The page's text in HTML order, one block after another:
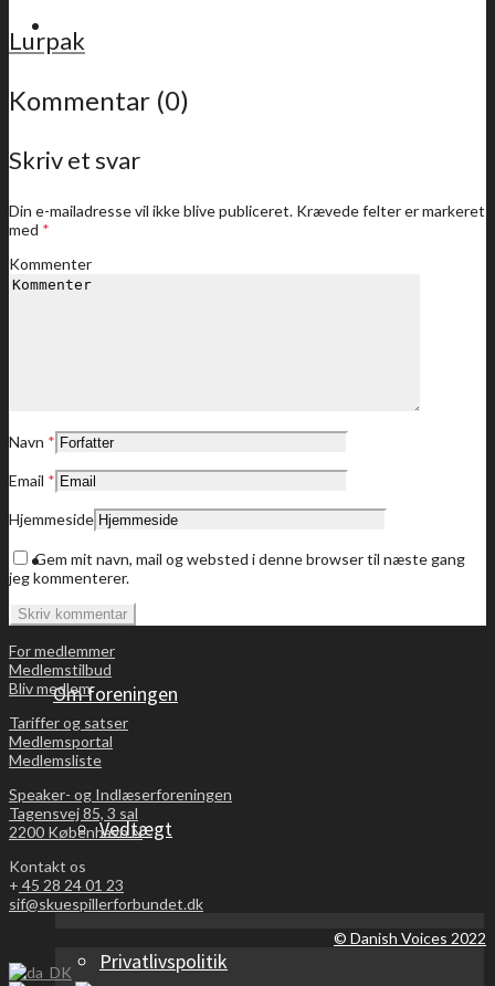
For medlemmer
Sidste nyt
Dine medlemstilbud
Bliv medlem
Om foreningen
Vedtægt
Privatlivspolitik
Lurpak
Kommentar (0)
Skriv et svar
Din e-mailadresse vil ikke blive publiceret. Krævede felter er markeret
med *
Kommenter
Navn *
Email *
Hjemmeside
Gem mit navn, mail og websted i denne browser til næste gang
jeg kommenterer.
For medlemmer
Medlemstilbud
Bliv medlem
Tariffer og satser
Medlemsportal
Medlemsliste
Speaker- og Indlæserforeningen
Tagensvej 85, 3 sal
2200 København N
Kontakt os
+ 45 28 24 01 23
sif@skuespillerforbundet.dk
© Danish Voices 2022